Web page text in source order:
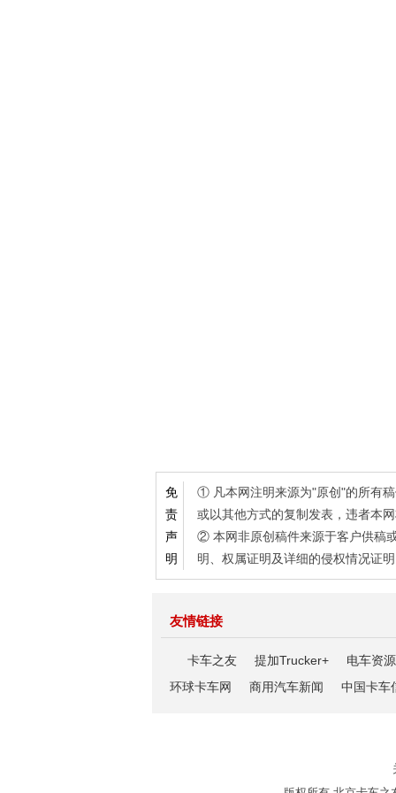
免
责
声
明
① 凡本网注明来源为"原创"的所有
或以其他方式的复制发表，违者本
② 本网非原创稿件来源于客户供稿
明、权属证明及详细的侵权情况证
友情链接
卡车之友 提加Trucker+
电车资源
环球卡车网
商用汽车新闻 中国卡车